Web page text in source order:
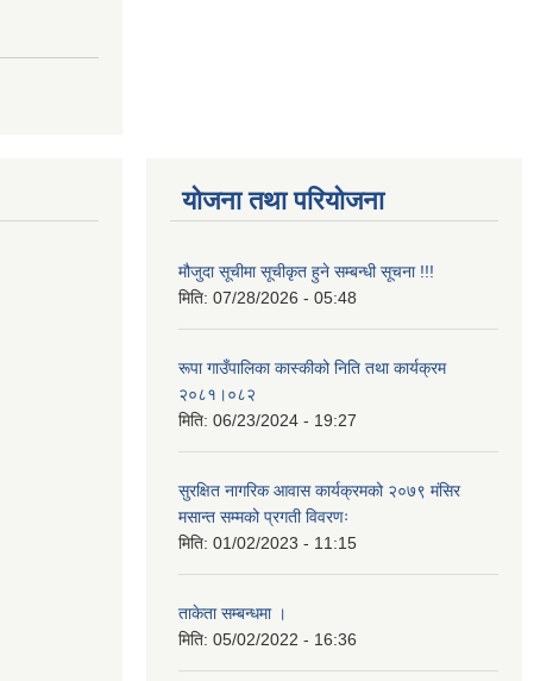
योजना तथा परियोजना
मौजुदा सूचीमा सूचीकृत हुने सम्बन्धी सूचना !!!
मिति: 07/28/2026 - 05:48
रूपा गाउँपालिका कास्कीको निति तथा कार्यक्रम
२०८१।०८२
मिति: 06/23/2024 - 19:27
सुरक्षित नागरिक आवास कार्यक्रमको २०७९ मंसिर
मसान्त सम्मको प्रगती विवरणः
मिति: 01/02/2023 - 11:15
ताकेता सम्बन्धमा ।
मिति: 05/02/2022 - 16:36